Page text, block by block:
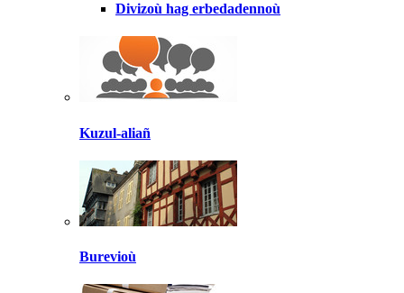
Divizoù hag erbedadennoù
Kuzul-aliañ
Burevioù